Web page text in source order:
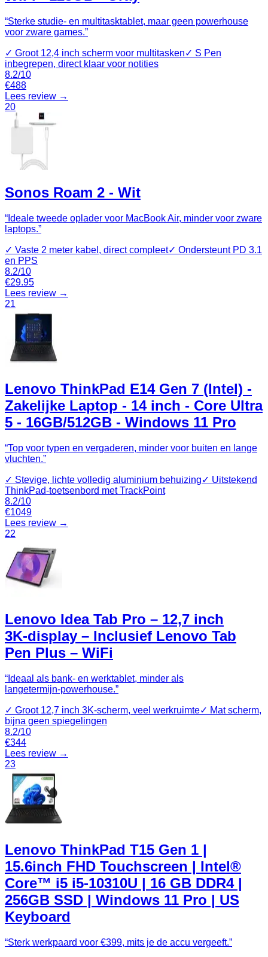
“Sterke studie- en multitasktablet, maar geen powerhouse
voor zware games.”
✓ Groot 12,4 inch scherm voor multitasken✓ S Pen
inbegrepen, direct klaar voor notities
8.2/10
€488
Lees review →
20
Sonos Roam 2 - Wit
“ Ideale tweede oplader voor MacBook Air, minder voor zware
laptops.”
✓ Vaste 2 meter kabel, direct compleet✓ Ondersteunt PD 3.1
en PPS
8.2/10
€29.95
Lees review →
21
Lenovo ThinkPad E14 Gen 7 (Intel) -
Zakelijke Laptop - 14 inch - Core Ultra
5 - 16GB/512GB - Windows 11 Pro
“Top voor typen en vergaderen, minder voor buiten en lange
vluchten.”
✓ Stevige, lichte volledig aluminium behuizing✓ Uitstekend
ThinkPad‑toetsenbord met TrackPoint
8.2/10
€1049
Lees review →
22
Lenovo Idea Tab Pro – 12,7 inch
3K‑display – Inclusief Lenovo Tab
Pen Plus – WiFi
“ Ideaal als bank‑ en werktablet, minder als
langetermijn‑powerhouse.”
✓ Groot 12,7 inch 3K‑scherm, veel werkruimte✓ Mat scherm,
bijna geen spiegelingen
8.2/10
€344
Lees review →
23
Lenovo ThinkPad T15 Gen 1 |
15.6inch FHD Touchscreen | Intel®
Core™ i5 i5-10310U | 16 GB DDR4 |
256GB SSD | Windows 11 Pro | US
Keyboard
“Sterk werkpaard voor €399, mits je de accu vergeeft.”